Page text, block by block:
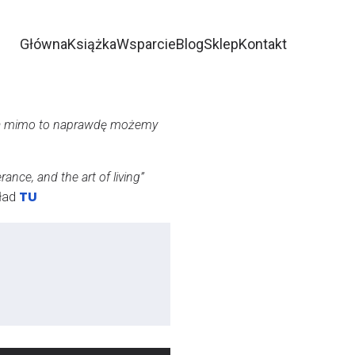
GłównaKsiążkaWsparcieBlogSklepKontakt
mimo to naprawdę możemy
and the art of living”
TU